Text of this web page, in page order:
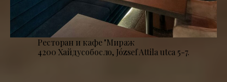
Ресторан и кафе "Мираж
4200 Хайдусобосло, József Attila utca 5-7.